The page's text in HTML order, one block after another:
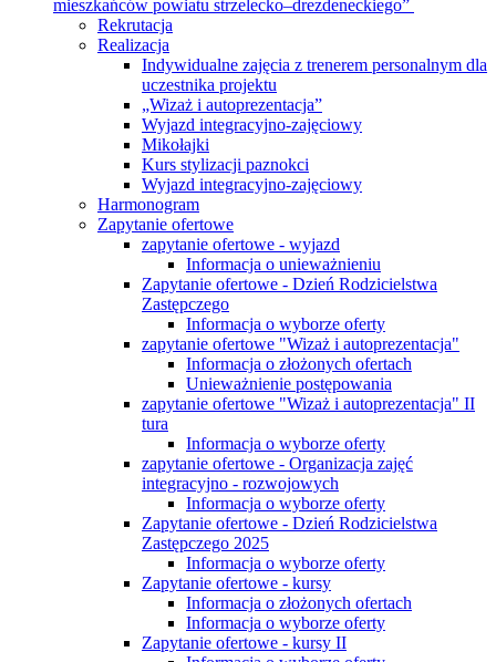
mieszkańców powiatu strzelecko–drezdeneckiego”
Rekrutacja
Realizacja
Indywidualne zajęcia z trenerem personalnym dla
uczestnika projektu
„Wizaż i autoprezentacja”
Wyjazd integracyjno-zajęciowy
Mikołajki
Kurs stylizacji paznokci
Wyjazd integracyjno-zajęciowy
Harmonogram
Zapytanie ofertowe
zapytanie ofertowe - wyjazd
Informacja o unieważnieniu
Zapytanie ofertowe - Dzień Rodzicielstwa
Zastępczego
Informacja o wyborze oferty
zapytanie ofertowe "Wizaż i autoprezentacja"
Informacja o złożonych ofertach
Unieważnienie postępowania
zapytanie ofertowe "Wizaż i autoprezentacja" II
tura
Informacja o wyborze oferty
zapytanie ofertowe - Organizacja zajęć
integracyjno - rozwojowych
Informacja o wyborze oferty
Zapytanie ofertowe - Dzień Rodzicielstwa
Zastępczego 2025
Informacja o wyborze oferty
Zapytanie ofertowe - kursy
Informacja o złożonych ofertach
Informacja o wyborze oferty
Zapytanie ofertowe - kursy II